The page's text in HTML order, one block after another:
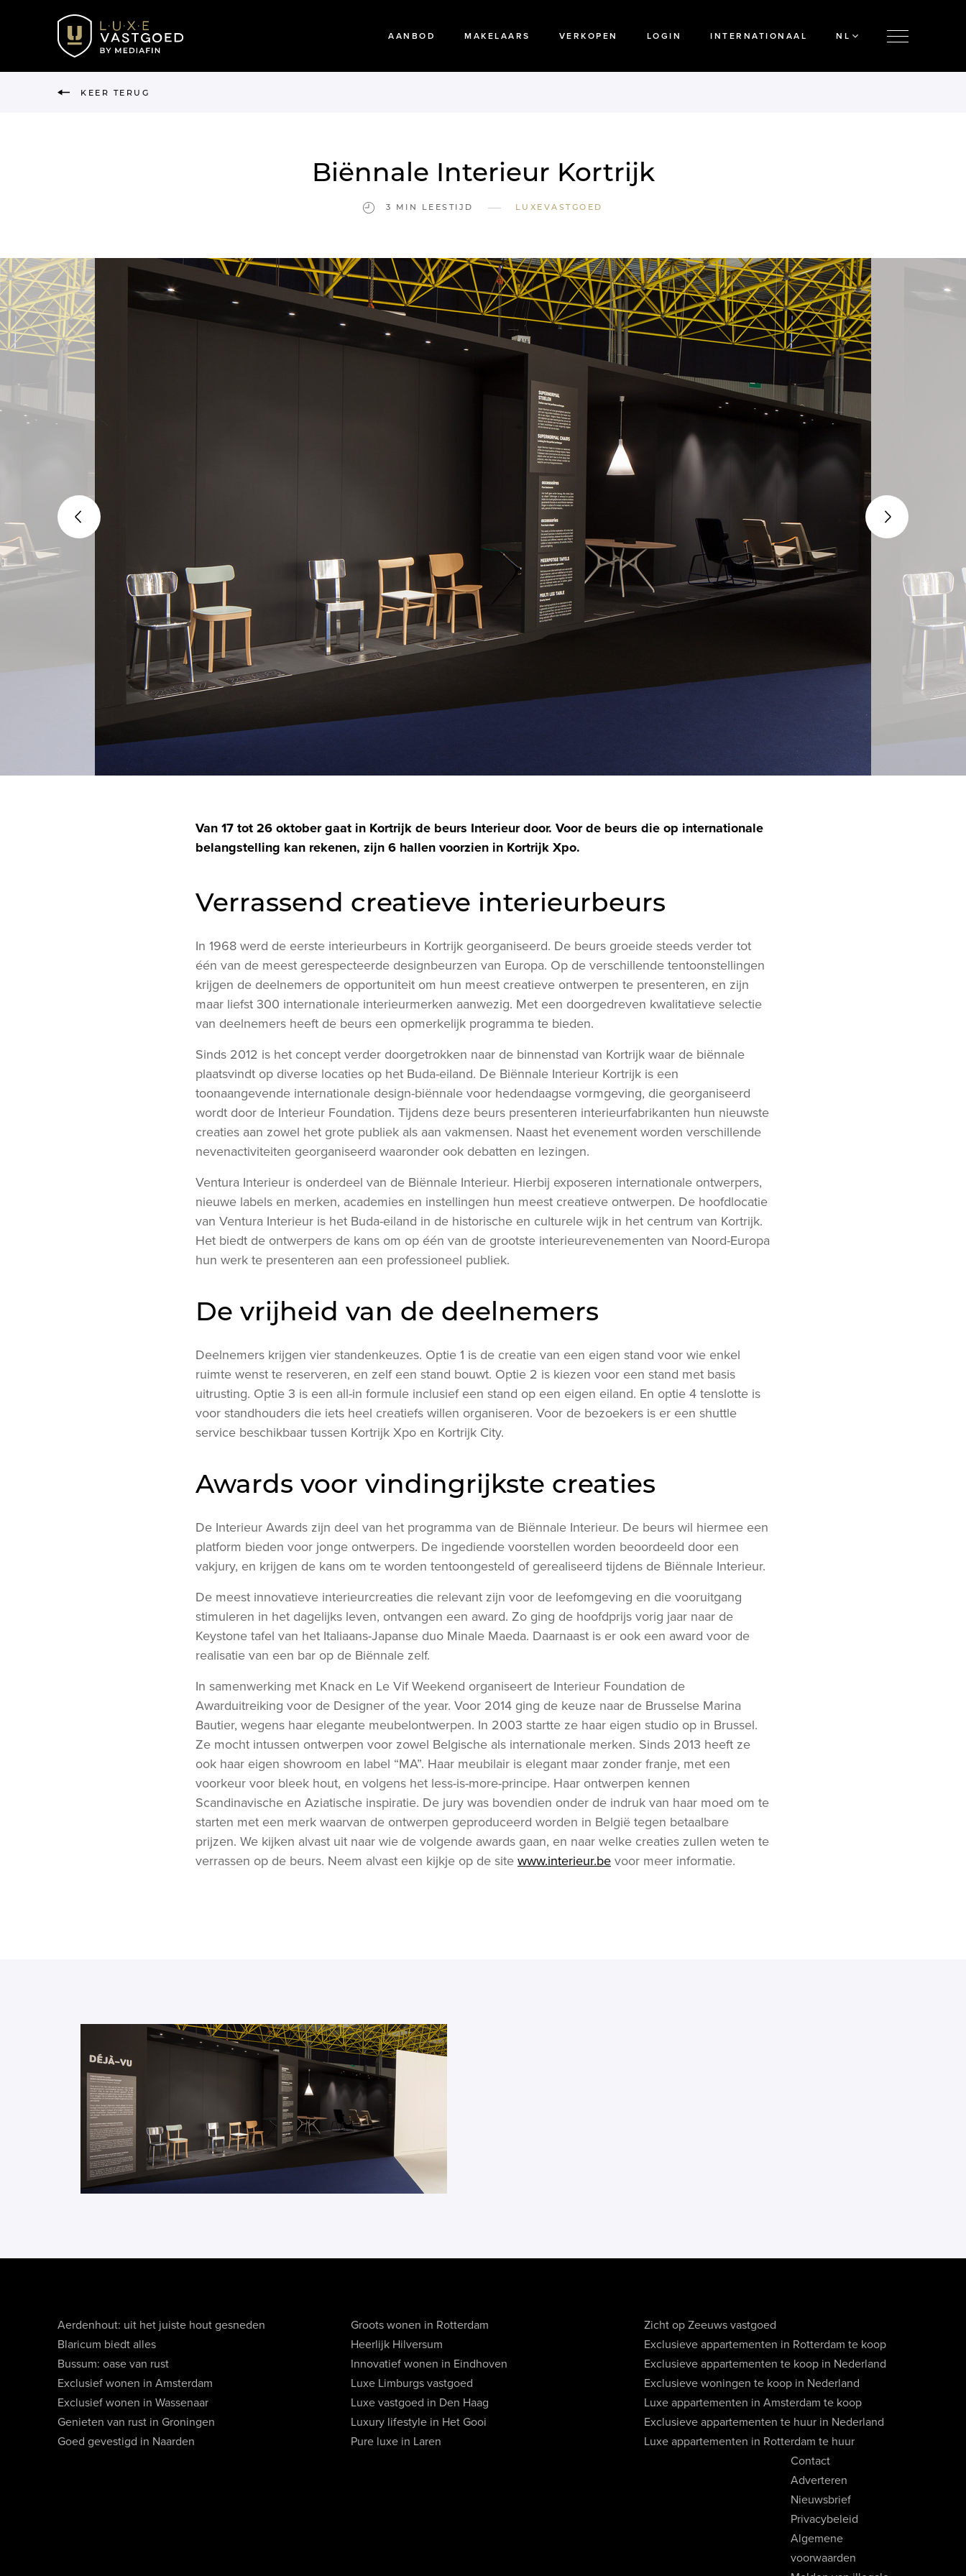
AANBOD MAKELAARS VERKOPEN LOGIN INTERNATIONAAL NL
KEER TERUG
Biënnale Interieur Kortrijk
3 MIN LEESTIJD — LUXEVASTGOED
Van 17 tot 26 oktober gaat in Kortrijk de beurs Interieur door. Voor de beurs die op internationale
belangstelling kan rekenen, zijn 6 hallen voorzien in Kortrijk Xpo.
Verrassend creatieve interieurbeurs
In 1968 werd de eerste interieurbeurs in Kortrijk georganiseerd. De beurs groeide steeds verder tot
één van de meest gerespecteerde designbeurzen van Europa. Op de verschillende tentoonstellingen
krijgen de deelnemers de opportuniteit om hun meest creatieve ontwerpen te presenteren, en zijn
maar liefst 300 internationale interieurmerken aanwezig. Met een doorgedreven kwalitatieve selectie
van deelnemers heeft de beurs een opmerkelijk programma te bieden.
Sinds 2012 is het concept verder doorgetrokken naar de binnenstad van Kortrijk waar de biënnale
plaatsvindt op diverse locaties op het Buda-eiland. De Biënnale Interieur Kortrijk is een
toonaangevende internationale design-biënnale voor hedendaagse vormgeving, die georganiseerd
wordt door de Interieur Foundation. Tijdens deze beurs presenteren interieurfabrikanten hun nieuwste
creaties aan zowel het grote publiek als aan vakmensen. Naast het evenement worden verschillende
nevenactiviteiten georganiseerd waaronder ook debatten en lezingen.
Ventura Interieur is onderdeel van de Biënnale Interieur. Hierbij exposeren internationale ontwerpers,
nieuwe labels en merken, academies en instellingen hun meest creatieve ontwerpen. De hoofdlocatie
van Ventura Interieur is het Buda-eiland in de historische en culturele wijk in het centrum van Kortrijk.
Het biedt de ontwerpers de kans om op één van de grootste interieurevenementen van Noord-Europa
hun werk te presenteren aan een professioneel publiek.
De vrijheid van de deelnemers
Deelnemers krijgen vier standenkeuzes. Optie 1 is de creatie van een eigen stand voor wie enkel
ruimte wenst te reserveren, en zelf een stand bouwt. Optie 2 is kiezen voor een stand met basis
uitrusting. Optie 3 is een all-in formule inclusief een stand op een eigen eiland. En optie 4 tenslotte is
voor standhouders die iets heel creatiefs willen organiseren. Voor de bezoekers is er een shuttle
service beschikbaar tussen Kortrijk Xpo en Kortrijk City.
Awards voor vindingrijkste creaties
De Interieur Awards zijn deel van het programma van de Biënnale Interieur. De beurs wil hiermee een
platform bieden voor jonge ontwerpers. De ingediende voorstellen worden beoordeeld door een
vakjury, en krijgen de kans om te worden tentoongesteld of gerealiseerd tijdens de Biënnale Interieur.
De meest innovatieve interieurcreaties die relevant zijn voor de leefomgeving en die vooruitgang
stimuleren in het dagelijks leven, ontvangen een award. Zo ging de hoofdprijs vorig jaar naar de
Keystone tafel van het Italiaans-Japanse duo Minale Maeda. Daarnaast is er ook een award voor de
realisatie van een bar op de Biënnale zelf.
In samenwerking met Knack en Le Vif Weekend organiseert de Interieur Foundation de
Awarduitreiking voor de Designer of the year. Voor 2014 ging de keuze naar de Brusselse Marina
Bautier, wegens haar elegante meubelontwerpen. In 2003 startte ze haar eigen studio op in Brussel.
Ze mocht intussen ontwerpen voor zowel Belgische als internationale merken. Sinds 2013 heeft ze
ook haar eigen showroom en label “MA”. Haar meubilair is elegant maar zonder franje, met een
voorkeur voor bleek hout, en volgens het less-is-more-principe. Haar ontwerpen kennen
Scandinavische en Aziatische inspiratie. De jury was bovendien onder de indruk van haar moed om te
starten met een merk waarvan de ontwerpen geproduceerd worden in België tegen betaalbare
prijzen. We kijken alvast uit naar wie de volgende awards gaan, en naar welke creaties zullen weten te
verrassen op de beurs. Neem alvast een kijkje op de site www.interieur.be voor meer informatie.
Aerdenhout: uit het juiste hout gesneden
Blaricum biedt alles
Bussum: oase van rust
Exclusief wonen in Amsterdam
Exclusief wonen in Wassenaar
Genieten van rust in Groningen
Goed gevestigd in Naarden
Groots wonen in Rotterdam
Heerlijk Hilversum
Innovatief wonen in Eindhoven
Luxe Limburgs vastgoed
Luxe vastgoed in Den Haag
Luxury lifestyle in Het Gooi
Pure luxe in Laren
Zicht op Zeeuws vastgoed
Exclusieve appartementen in Rotterdam te koop
Exclusieve appartementen te koop in Nederland
Exclusieve woningen te koop in Nederland
Luxe appartementen in Amsterdam te koop
Exclusieve appartementen te huur in Nederland
Luxe appartementen in Rotterdam te huur
Contact
Adverteren
Nieuwsbrief
Privacybeleid
Algemene
voorwaarden